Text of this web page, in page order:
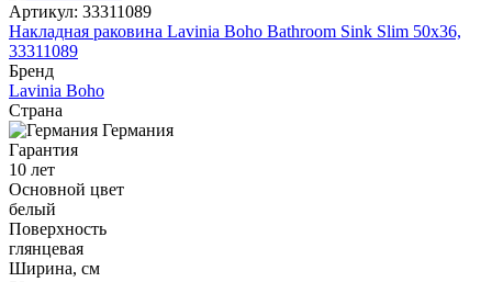
Артикул: 33311089
Накладная раковина Lavinia Boho Bathroom Sink Slim 50x36,
33311089
Бренд
Lavinia Boho
Страна
Германия
Гарантия
10 лет
Основной цвет
белый
Поверхность
глянцевая
Ширина, см